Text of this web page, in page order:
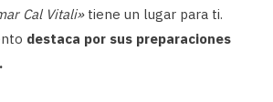
Cal Vitali»tiene un lugar para ti.
destaca por sus preparaciones